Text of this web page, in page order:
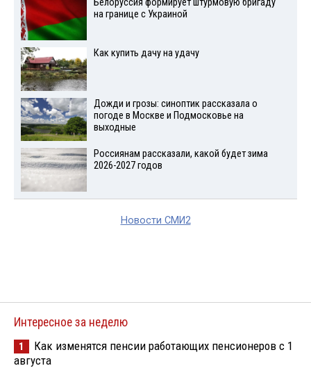
Белоруссия формирует штурмовую бригаду
на границе с Украиной
Как купить дачу на удачу
Дожди и грозы: синоптик рассказала о
погоде в Москве и Подмосковье на
выходные
Россиянам рассказали, какой будет зима
2026-2027 годов
Новости СМИ2
Интересное за неделю
1
Как изменятся пенсии работающих пенсионеров с 1
августа